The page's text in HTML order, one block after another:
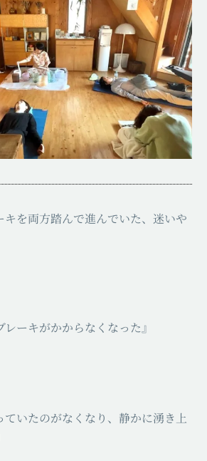
キを両方踏んで進んでいた、迷いや
ーキがかからなくなった』
ていたのがなくなり、静かに湧き上